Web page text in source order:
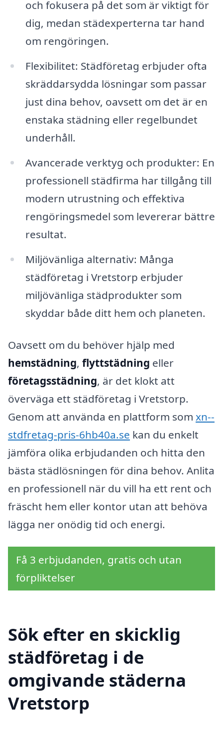
och fokusera på det som är viktigt för
dig, medan städexperterna tar hand
om rengöringen.
Flexibilitet: Städföretag erbjuder ofta
skräddarsydda lösningar som passar
just dina behov, oavsett om det är en
enstaka städning eller regelbundet
underhåll.
Avancerade verktyg och produkter: En
professionell städfirma har tillgång till
modern utrustning och effektiva
rengöringsmedel som levererar bättre
resultat.
Miljövänliga alternativ: Många
städföretag i Vretstorp erbjuder
miljövänliga städprodukter som
skyddar både ditt hem och planeten.
Oavsett om du behöver hjälp med
hemstädning, flyttstädning eller
företagsstädning, är det klokt att
överväga ett städföretag i Vretstorp.
Genom att använda en plattform som xn--
stdfretag-pris-6hb40a.se kan du enkelt
jämföra olika erbjudanden och hitta den
bästa städlösningen för dina behov. Anlita
en professionell när du vill ha ett rent och
fräscht hem eller kontor utan att behöva
lägga ner onödig tid och energi.
Få 3 erbjudanden, gratis och utan
förpliktelser
Sök efter en skicklig
städföretag i de
omgivande städerna
Vretstorp